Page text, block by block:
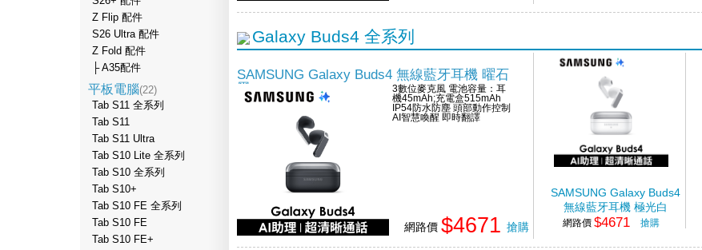
Z Flip 配件
S26 Ultra 配件
Z Fold 配件
├ A35配件
平板電腦(22)
Tab S11 全系列
Tab S11
Tab S11 Ultra
Tab S10 Lite 全系列
Tab S10 全系列
Tab S10+
Tab S10 FE 全系列
Tab S10 FE
Tab S10 FE+
Galaxy Buds4 全系列
SAMSUNG Galaxy Buds4 無線藍牙耳機 曜石
黑
3數位麥克風 電池容量：耳
機45mAh;充電盒515mAh
IP54防水防塵 頭部動作控制
AI智慧喚醒 即時翻譯
網路價 $4671 搶購
SAMSUNG Galaxy Buds4
無線藍牙耳機 極光白
網路價 $4671 搶購